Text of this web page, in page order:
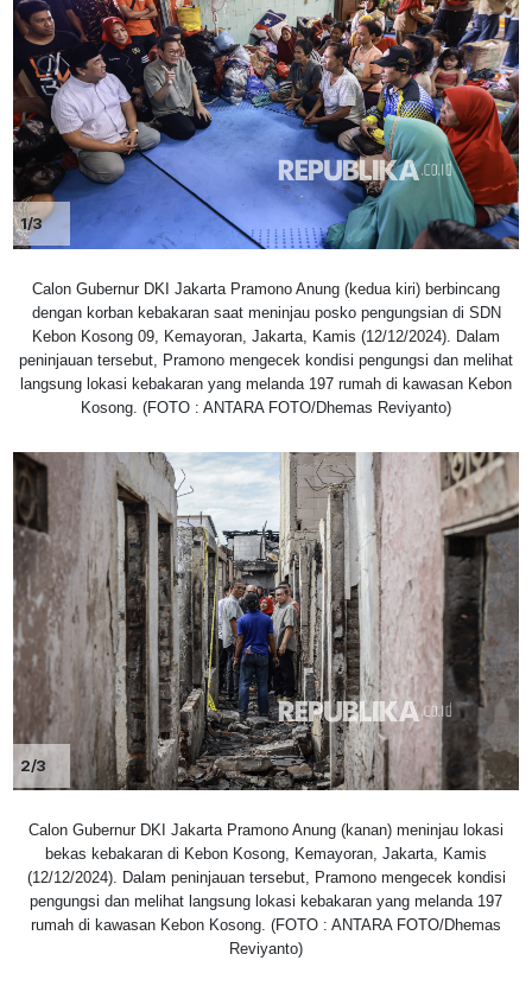
1/3
Calon Gubernur DKI Jakarta Pramono Anung (kedua kiri) berbincang
dengan korban kebakaran saat meninjau posko pengungsian di SDN
Kebon Kosong 09, Kemayoran, Jakarta, Kamis (12/12/2024). Dalam
peninjauan tersebut, Pramono mengecek kondisi pengungsi dan melihat
langsung lokasi kebakaran yang melanda 197 rumah di kawasan Kebon
Kosong. (FOTO : ANTARA FOTO/Dhemas Reviyanto)
2/3
Calon Gubernur DKI Jakarta Pramono Anung (kanan) meninjau lokasi
bekas kebakaran di Kebon Kosong, Kemayoran, Jakarta, Kamis
(12/12/2024). Dalam peninjauan tersebut, Pramono mengecek kondisi
pengungsi dan melihat langsung lokasi kebakaran yang melanda 197
rumah di kawasan Kebon Kosong. (FOTO : ANTARA FOTO/Dhemas
Reviyanto)